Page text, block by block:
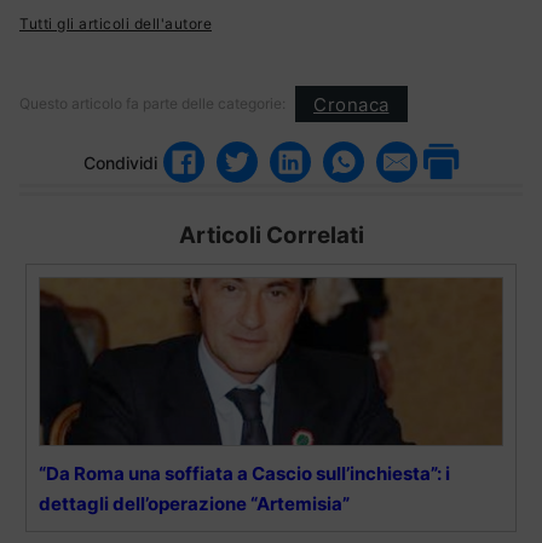
Tutti gli articoli dell'autore
Questo articolo fa parte delle categorie: Cronaca
Condividi
Articoli Correlati
“Da Roma una soffiata a Cascio sull’inchiesta”: i
dettagli dell’operazione “Artemisia”